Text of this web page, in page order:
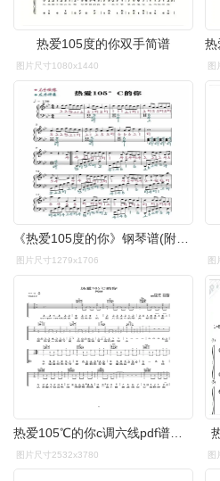
热爱105度的你双手简谱
图片尺寸1080x1440 图
图片尺寸1279x1706 图
图片尺寸2532x3780 图